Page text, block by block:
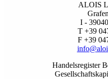
ALOIS
I -
T +39
F +39
Handelsregister